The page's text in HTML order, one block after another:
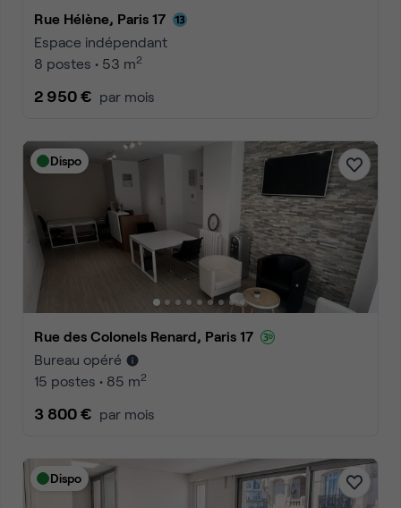
Rue Hélène, Paris 17
Espace indépendant
8 postes • 53 m2
2 950 € par mois
Dispo
Rue des Colonels Renard, Paris 17
Bureau opéré
15 postes • 85 m2
3 800 € par mois
Dispo